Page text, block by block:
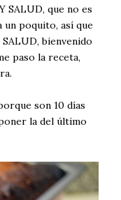
SALUD, que no es
un poquito, así que
bienvenido
paso la receta,
son 10 días
la del último